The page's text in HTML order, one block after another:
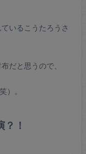
いるこうたろうさ
だと思うので、
）。
！